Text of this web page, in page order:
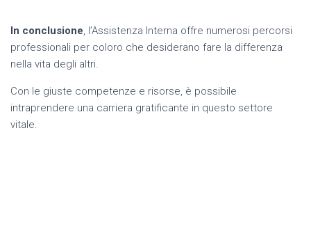
In conclusione, l’Assistenza Interna offre numerosi percorsi
professionali per coloro che desiderano fare la differenza
nella vita degli altri.
Con le giuste competenze e risorse, è possibile
intraprendere una carriera gratificante in questo settore
vitale.